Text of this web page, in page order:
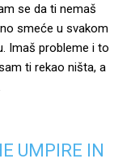
se da ti nemaš
smeće u svakom
Imaš probleme i to
ti rekao ništa, a
UMPIRE IN